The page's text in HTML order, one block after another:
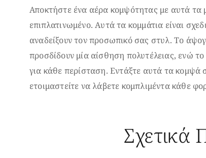
Αποκτήστε ένα αέρα κομψότητας με αυτά τα
επιπλατινωμένο. Αυτά τα κομμάτια είναι
αναδείξουν τον προσωπικό σας στυλ. Το
προσδίδουν μία αίσθηση πολυτέλειας, ενώ
για κάθε περίσταση. Εντάξτε αυτά τα κομψά
ετοιμαστείτε να λάβετε κομπλιμέντα κάθε
Σχετικά